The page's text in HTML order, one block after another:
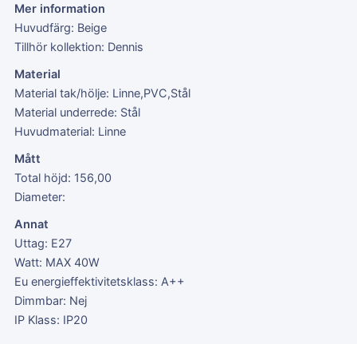
Mer information
Huvudfärg: Beige
Tillhör kollektion: Dennis
Material
Material tak/hölje: Linne,PVC,Stål
Material underrede: Stål
Huvudmaterial: Linne
Mått
Total höjd: 156,00
Diameter:
Annat
Uttag: E27
Watt: MAX 40W
Eu energieffektivitetsklass: A++
Dimmbar: Nej
IP Klass: IP20